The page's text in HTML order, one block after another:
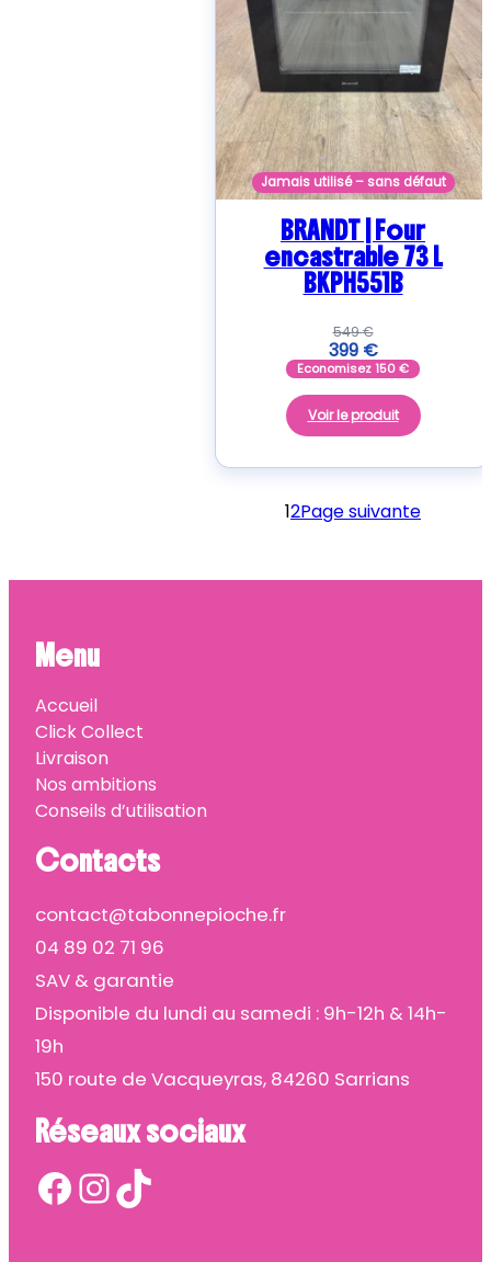
Jamais utilisé – sans défaut
BRANDT | Four
encastrable 73 L
BKPH551B
549€
399 €
Economisez150€
Voir le produit
12Page suivante
Menu
Accueil
Click Collect
Livraison
Nos ambitions
Conseils d’utilisation
Contacts
contact@tabonnepioche.fr
04 89 02 71 96
SAV & garantie
Disponible du lundi au samedi : 9h-12h & 14h-
19h
150 route de Vacqueyras, 84260 Sarrians
Réseaux sociaux
Facebook InstagramTikTok